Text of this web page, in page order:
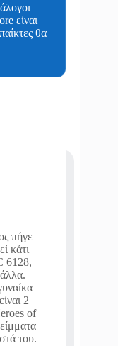
είναι
θα
πήγε
κάτι
6128,
2
of
του.